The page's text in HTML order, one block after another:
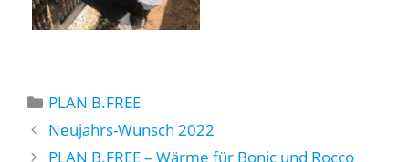
Kategorien
PLAN B.FREE
Neujahrs-Wunsch 2022
PLAN B.FREE – Wärme für Bonic und Rocco